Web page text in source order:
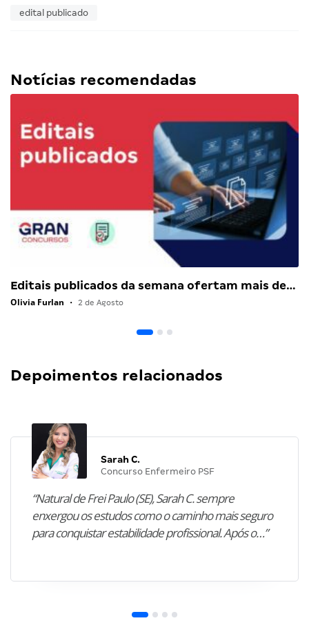
edital publicado
Notícias recomendadas
Editais publicados da semana ofertam mais de…
Olivia Furlan • 2 de Agosto
Depoimentos relacionados
Sarah C.
Concurso Enfermeiro PSF
“Natural de Frei Paulo (SE), Sarah C. sempre
enxergou os estudos como o caminho mais seguro
para conquistar estabilidade profissional. Após o…”